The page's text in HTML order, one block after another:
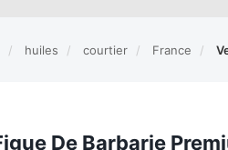
huiles courtier France
De Barbarie